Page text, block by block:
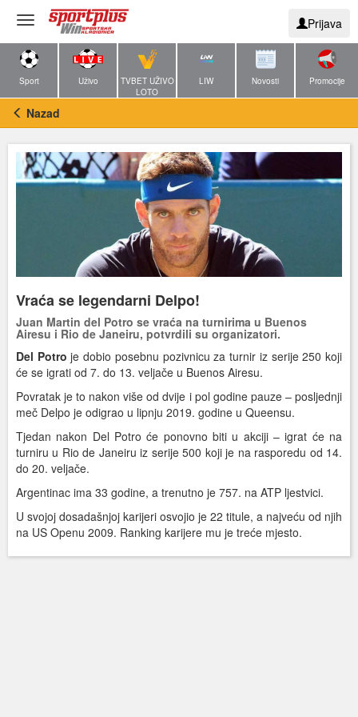
Toggle
navigation
Prijava
Sport Uživo
TVBET UŽIVO
LOTO
LIW Novosti Promocije
Nazad
Vraća se legendarni Delpo!
Juan Martin del Potro se vraća na turnirima u Buenos
Airesu i Rio de Janeiru, potvrdili su organizatori.
Del Potro je dobio posebnu pozivnicu za turnir iz serije 250 koji
će se igrati od 7. do 13. veljače u Buenos Airesu.
Povratak je to nakon više od dvije i pol godine pauze – posljednji
meč Delpo je odigrao u lipnju 2019. godine u Queensu.
Tjedan nakon Del Potro će ponovno biti u akciji – igrat će na
turniru u Rio de Janeiru iz serije 500 koji je na rasporedu od 14.
do 20. veljače.
Argentinac ima 33 godine, a trenutno je 757. na ATP ljestvici.
U svojoj dosadašnjoj karijeri osvojio je 22 titule, a najveću od njih
na US Openu 2009. Ranking karijere mu je treće mjesto.